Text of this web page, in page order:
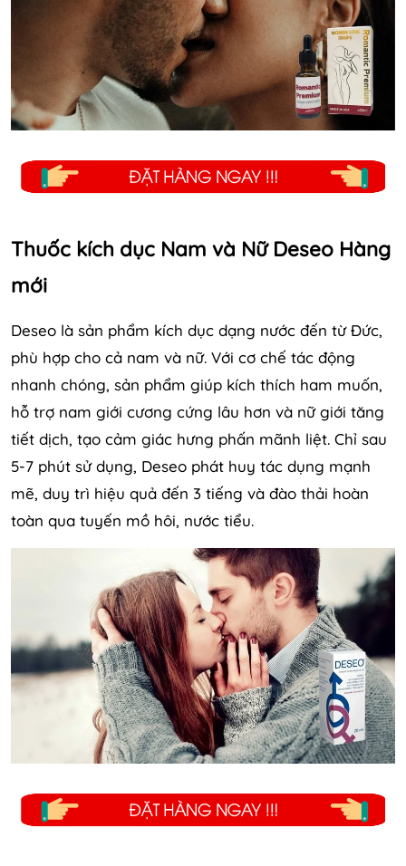
Thuốc kích dục Nam và Nữ Deseo Hàng
mới
Deseo là sản phẩm kích dục dạng nước đến từ Đức,
phù hợp cho cả nam và nữ. Với cơ chế tác động
nhanh chóng, sản phẩm giúp kích thích ham muốn,
hỗ trợ nam giới cương cứng lâu hơn và nữ giới tăng
tiết dịch, tạo cảm giác hưng phấn mãnh liệt. Chỉ sau
5-7 phút sử dụng, Deseo phát huy tác dụng mạnh
mẽ, duy trì hiệu quả đến 3 tiếng và đào thải hoàn
toàn qua tuyến mồ hôi, nước tiểu.